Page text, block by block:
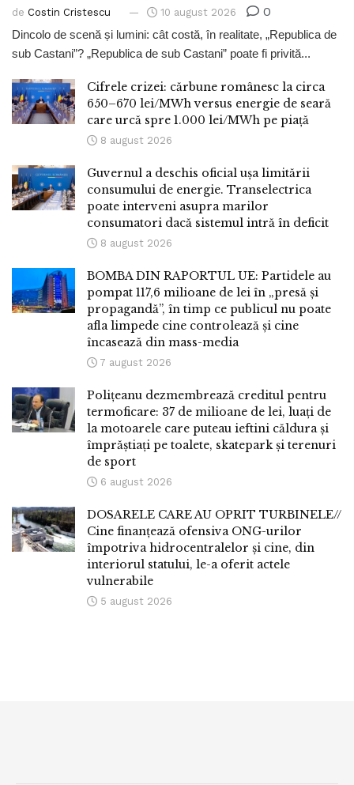
de Costin Cristescu 10 august 2026 0
Dincolo de scenă și lumini: cât costă, în realitate, „Republica de
sub Castani”? „Republica de sub Castani” poate fi privită...
Cifrele crizei: cărbune românesc la circa
650–670 lei/MWh versus energie de seară
care urcă spre 1.000 lei/MWh pe piață
8 august 2026
Guvernul a deschis oficial ușa limitării
consumului de energie. Transelectrica
poate interveni asupra marilor
consumatori dacă sistemul intră în deficit
8 august 2026
BOMBA DIN RAPORTUL UE: Partidele au
pompat 117,6 milioane de lei în „presă și
propagandă”, în timp ce publicul nu poate
afla limpede cine controlează și cine
încasează din mass-media
7 august 2026
Polițeanu dezmembrează creditul pentru
termoficare: 37 de milioane de lei, luați de
la motoarele care puteau ieftini căldura și
împrăștiați pe toalete, skatepark și terenuri
de sport
6 august 2026
DOSARELE CARE AU OPRIT TURBINELE//
Cine finanțează ofensiva ONG-urilor
împotriva hidrocentralelor și cine, din
interiorul statului, le-a oferit actele
vulnerabile
5 august 2026